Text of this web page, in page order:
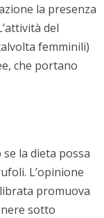
la presenza
del
femminili)
che portano
la dieta possa
L’opinione
promuova
sotto